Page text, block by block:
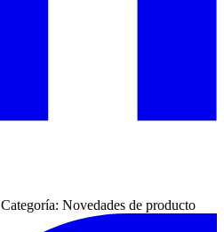
Categoría: Novedades de producto